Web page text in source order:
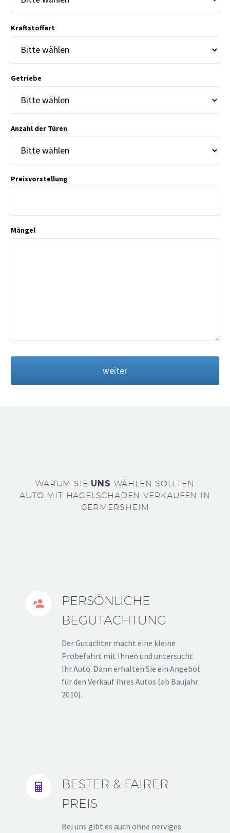
Kraftstoffart
Getriebe
Anzahl der Türen
Preisvorstellung
Mängel
weiter
WARUM SIE UNS WÄHLEN SOLLTEN
AUTO MIT HAGELSCHADEN VERKAUFEN IN
GERMERSHEIM


PERSÖNLICHE
BEGUTACHTUNG
Der Gutachter macht eine kleine
Probefahrt mit Ihnen und untersucht
Ihr Auto. Dann erhalten Sie ein Angebot
für den Verkauf Ihres Autos (ab Baujahr
2010).


BESTER & FAIRER
PREIS
Bei uns gibt es auch ohne nerviges